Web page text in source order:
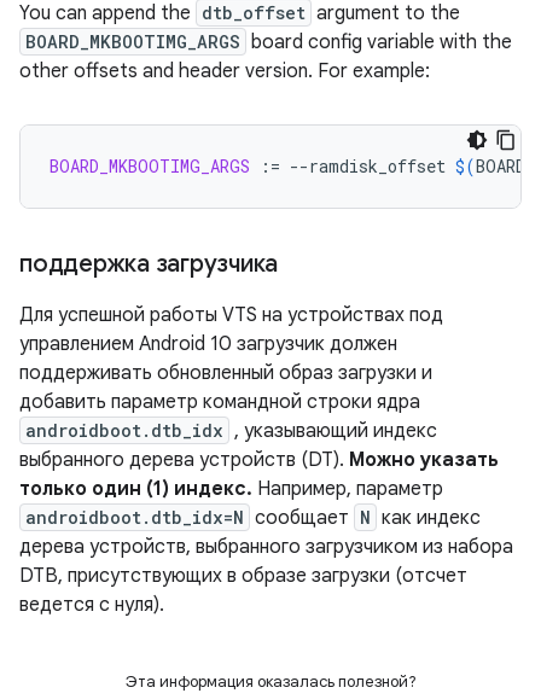
You can append the dtb_offset argument to the
BOARD_MKBOOTIMG_ARGS board config variable with the
other offsets and header version. For example:
BOARD_MKBOOTIMG_ARGS := --ramdisk_offset $(
поддержка загрузчика
Для успешной работы VTS на устройствах под
управлением Android 10 загрузчик должен
поддерживать обновленный образ загрузки и
добавить параметр командной строки ядра
androidboot.dtb_idx , указывающий индекс
выбранного дерева устройств (DT). Можно указать
только один (1) индекс. Например, параметр
androidboot.dtb_idx=N сообщает N как индекс
дерева устройств, выбранного загрузчиком из набора
DTB, присутствующих в образе загрузки (отсчет
ведется с нуля).
Эта информация оказалась полезной?